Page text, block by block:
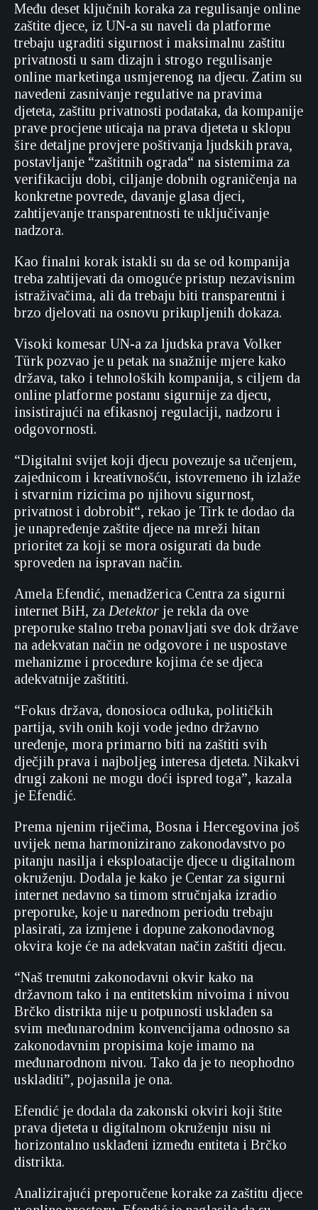
Među deset ključnih koraka za regulisanje online
zaštite djece, iz UN-a su naveli da platforme
trebaju ugraditi sigurnost i maksimalnu zaštitu
privatnosti u sam dizajn i strogo regulisanje
online marketinga usmjerenog na djecu. Zatim su
navedeni zasnivanje regulative na pravima
djeteta, zaštitu privatnosti podataka, da kompanije
prave procjene uticaja na prava djeteta u sklopu
šire detaljne provjere poštivanja ljudskih prava,
postavljanje “zaštitnih ograda“ na sistemima za
verifikaciju dobi, ciljanje dobnih ograničenja na
konkretne povrede, davanje glasa djeci,
zahtijevanje transparentnosti te uključivanje
nadzora.
Kao finalni korak istakli su da se od kompanija
treba zahtijevati da omoguće pristup nezavisnim
istraživačima, ali da trebaju biti transparentni i
brzo djelovati na osnovu prikupljenih dokaza.
Visoki komesar UN-a za ljudska prava Volker
Türk pozvao je u petak na snažnije mjere kako
država, tako i tehnoloških kompanija, s ciljem da
online platforme postanu sigurnije za djecu,
insistirajući na efikasnoj regulaciji, nadzoru i
odgovornosti.
“Digitalni svijet koji djecu povezuje sa učenjem,
zajednicom i kreativnošću, istovremeno ih izlaže
i stvarnim rizicima po njihovu sigurnost,
privatnost i dobrobit“, rekao je Tirk te dodao da
je unapređenje zaštite djece na mreži hitan
prioritet za koji se mora osigurati da bude
sproveden na ispravan način.
Amela Efendić, menadžerica Centra za sigurni
internet BiH, za Detektor je rekla da ove
preporuke stalno treba ponavljati sve dok države
na adekvatan način ne odgovore i ne uspostave
mehanizme i procedure kojima će se djeca
adekvatnije zaštititi.
“Fokus država, donosioca odluka, političkih
partija, svih onih koji vode jedno državno
uređenje, mora primarno biti na zaštiti svih
dječjih prava i najboljeg interesa djeteta. Nikakvi
drugi zakoni ne mogu doći ispred toga”, kazala
je Efendić.
Prema njenim riječima, Bosna i Hercegovina još
uvijek nema harmonizirano zakonodavstvo po
pitanju nasilja i eksploatacije djece u digitalnom
okruženju. Dodala je kako je Centar za sigurni
internet nedavno sa timom stručnjaka izradio
preporuke, koje u narednom periodu trebaju
plasirati, za izmjene i dopune zakonodavnog
okvira koje će na adekvatan način zaštiti djecu.
“Naš trenutni zakonodavni okvir kako na
državnom tako i na entitetskim nivoima i nivou
Brčko distrikta nije u potpunosti usklađen sa
svim međunarodnim konvencijama odnosno sa
zakonodavnim propisima koje imamo na
međunarodnom nivou. Tako da je to neophodno
uskladiti”, pojasnila je ona.
Efendić je dodala da zakonski okviri koji štite
prava djeteta u digitalnom okruženju nisu ni
horizontalno usklađeni između entiteta i Brčko
distrikta.
Analizirajući preporučene korake za zaštitu djece